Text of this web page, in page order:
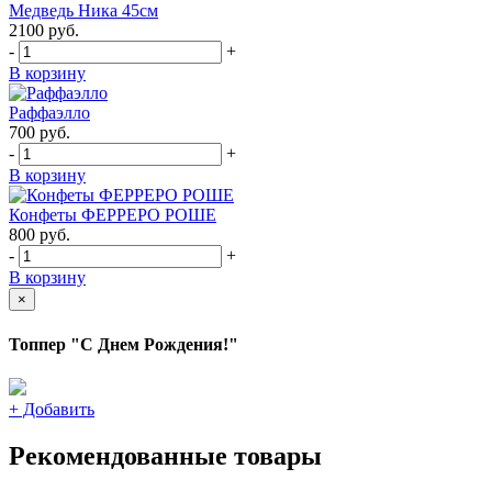
Медведь Ника 45см
2100 руб.
-
+
В корзину
Раффаэлло
700 руб.
-
+
В корзину
Конфеты ФЕРРЕРО РОШЕ
800 руб.
-
+
В корзину
×
Топпер "С Днем Рождения!"
+ Добавить
Рекомендованные товары